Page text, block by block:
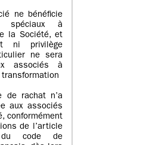
ne bénéficie
spéciaux à
la Société, et
ni privilège
ne sera
associés à
transformation
de rachat n’a
aux associés
conformément
de l’article
du code de